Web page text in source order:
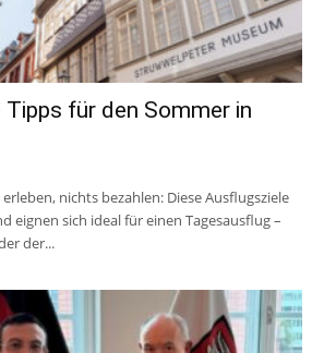
für den Sommer in
erleben, nichts bezahlen: Diese Ausflugsziele
eignen sich ideal für einen Tagesausflug –
der...